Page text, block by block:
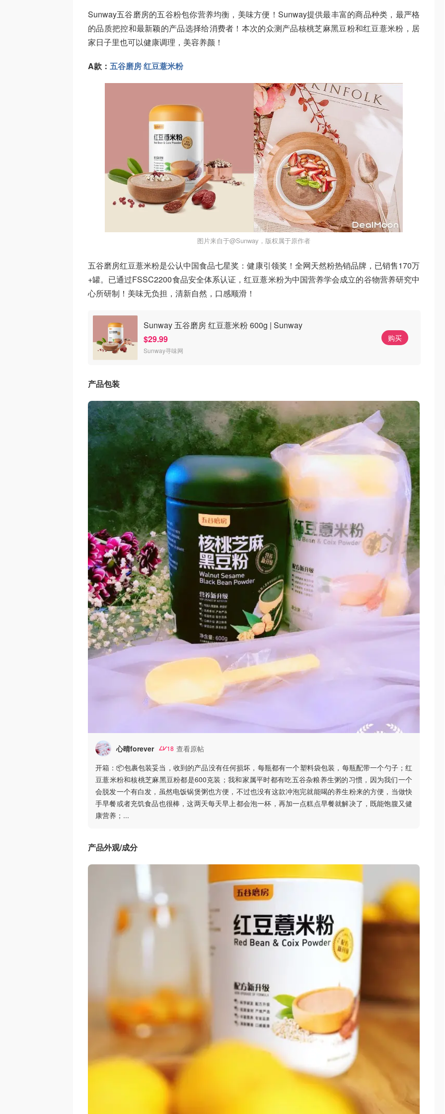
Sunway五谷磨房的五谷粉包你营养均衡，美味方便！Sunway提供最丰富的商品种类，最严格
的品质把控和最新颖的产品选择给消费者！本次的众测产品核桃芝麻黑豆粉和红豆薏米粉，居
家日子里也可以健康调理，美容养颜！
A款： 五谷磨房 红豆薏米粉
图片来自于@Sunway，版权属于原作者
五谷磨房红豆薏米粉是公认中国食品七星奖：健康引领奖！全网天然粉热销品牌，已销售170万
+罐。已通过FSSC2200食品安全体系认证，红豆薏米粉为中国营养学会成立的谷物营养研究中
心所研制！美味无负担，清新自然，口感顺滑！
Sunway 五谷磨房 红豆薏米粉 600g | Sunway
$29.99
Sunway寻味网
购买
产品包装
心晴forever 18 查看原帖
开箱：📦包裹包装妥当，收到的产品没有任何损坏，每瓶都有一个塑料袋包装，每瓶配带一个勺子；红
豆薏米粉和核桃芝麻黑豆粉都是600克装；我和家属平时都有吃五谷杂粮养生粥的习惯，因为我们一个
会脱发一个有白发，虽然电饭锅煲粥也方便，不过也没有这款冲泡完就能喝的养生粉来的方便，当做快
手早餐或者充饥食品也很棒，这两天每天早上都会泡一杯，再加一点糕点早餐就解决了，既能饱腹又健
康营养； ...
产品外观/成分